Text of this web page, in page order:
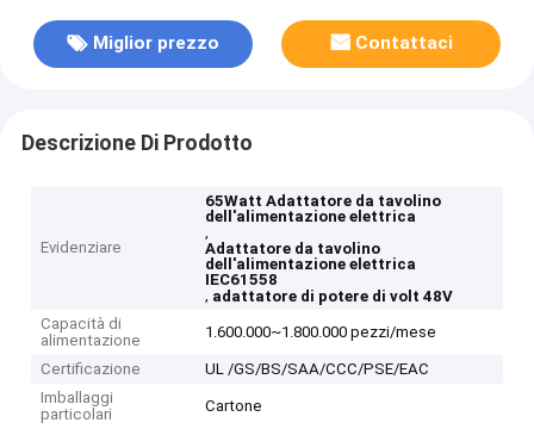
Miglior prezzo Contattaci
Descrizione Di Prodotto
Evidenziare
65Watt Adattatore da tavolino
dell'alimentazione elettrica
,
Adattatore da tavolino
dell'alimentazione elettrica
IEC61558
, adattatore di potere di volt 48V
Capacità di
alimentazione
1.600.000~1.800.000 pezzi/mese
Certificazione
UL /GS/BS/SAA/CCC/PSE/EAC
Imballaggi
particolari
Cartone